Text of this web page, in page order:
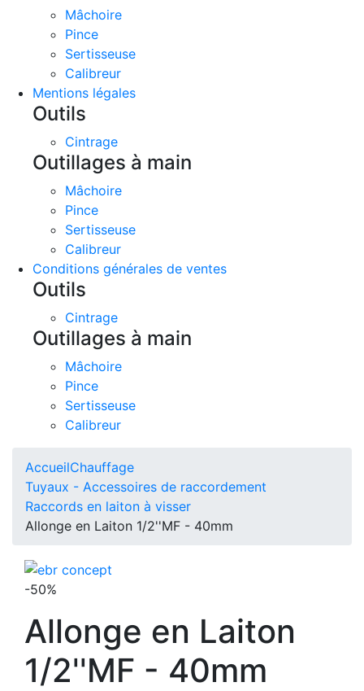
Mâchoire
Pince
Sertisseuse
Calibreur
Mentions légales
Outils
Cintrage
Outillages à main
Mâchoire
Pince
Sertisseuse
Calibreur
Conditions générales de ventes
Outils
Cintrage
Outillages à main
Mâchoire
Pince
Sertisseuse
Calibreur
AccueilChauffage
Tuyaux - Accessoires de raccordement
Raccords en laiton à visser
Allonge en Laiton 1/2''MF - 40mm
-50%
Allonge en Laiton
1/2''MF - 40mm